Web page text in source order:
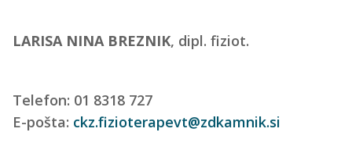
LARISA NINA BREZNIK, dipl. fiziot.
Telefon: 01 8318 727
E-pošta: ckz.fizioterapevt@zdkamnik.si